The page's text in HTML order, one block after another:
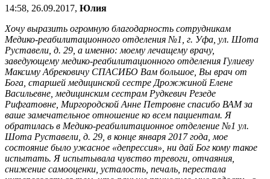
14:58, 26.09.2017, Юлия
Хочу выразить огромную благодарность сотрудникам
Медико-реабилитационного отделения №1, г. Уфа, ул. Шота
Руставели, д. 29, а именно: моему лечащему врачу,
заведующему медико-реабилитационного отделения Гулиеву
Максиму Абрековичу СПАСИБО Вам большое, Вы врач от
Бога, старшей медицинской сестре Дрожжиной Елене
Васильевне, медицинским сестрам Рудкевич Резеде
Рифгатовне, Миргородской Анне Петровне спасибо ВАМ за
ваше замечательное отношение ко всем пациентам. Я
обратилась в Медико-реабилитационное отделение №1 ул.
Шота Руставели, д. 29, в конце января 2017 года, мое
состояние было ужасное «депрессия», ни дай Бог кому такое
испытать. Я испытывала чувство тревоги, отчаяния,
снижение самооценки, усталость, печаль, перестала